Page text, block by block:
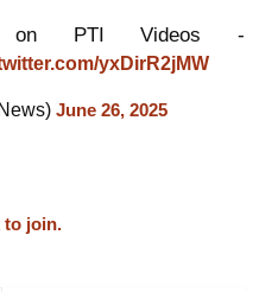
on PTI Videos -
yxDirR2jMW
June 26, 2025
to join.